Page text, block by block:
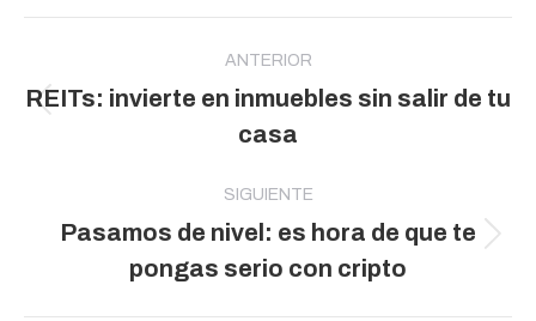
publicaciones
ANTERIOR
Publicación
anterior:
REITs: invierte en inmuebles sin salir de tu
casa
SIGUIENTE
Publicación
siguiente:
Pasamos de nivel: es hora de que te
pongas serio con cripto